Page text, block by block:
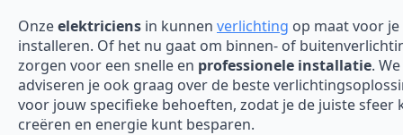
Onzeelektriciens in kunnen verlichting op maat voor je
installeren. Of het nu gaat om binnen- of
zorgen voor een snelle en professionele installatie. We
adviseren je ook graag over de beste
voor jouw specifieke behoeften, zodat je de juiste sfeer
creëren en energie kunt besparen.